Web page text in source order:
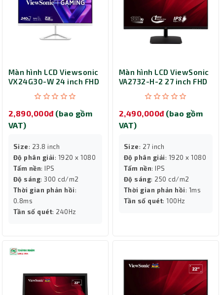
Màn hình LCD Viewsonic
VX24G30-W 24 inch FHD
2,890,000đ (bao gồm
VAT)
Size: 23.8 inch
Độ phân giải: 1920 x 1080
Tấm nền: IPS
Độ sáng: 300 cd/m2
Thời gian phản hồi:
0.8ms
Tần số quét: 240Hz
Màn hình LCD ViewSonic
VA2732-H-2 27 inch FHD
2,490,000đ (bao gồm
VAT)
Size: 27 inch
Độ phân giải: 1920 x 1080
Tấm nền: IPS
Độ sáng: 250 cd/m2
Thời gian phản hồi: 1ms
Tần số quét: 100Hz